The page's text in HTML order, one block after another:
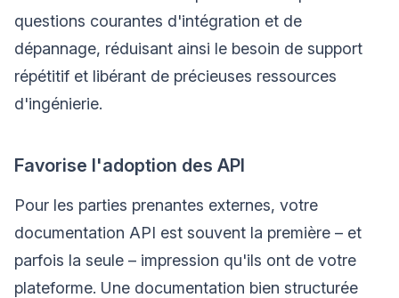
questions courantes d'intégration et de
dépannage, réduisant ainsi le besoin de support
répétitif et libérant de précieuses ressources
d'ingénierie.
Favorise l'adoption des API
Pour les parties prenantes externes, votre
documentation API est souvent la première – et
parfois la seule – impression qu'ils ont de votre
plateforme. Une documentation bien structurée